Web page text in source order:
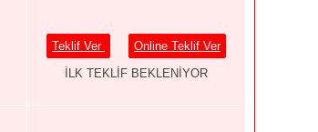
Teklif Ver
Online Teklif Ver
İLK TEKLİF BEKLENİYOR